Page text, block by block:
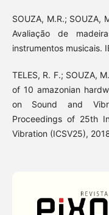
SOUZA, M.R.; SOUZA,
Avaliação de
instrumentos musicais.
TELES, R. F.; SOUZA,
of 10 amazonian
on Sound and
Proceedings of 25th
Vibration (ICSV25),